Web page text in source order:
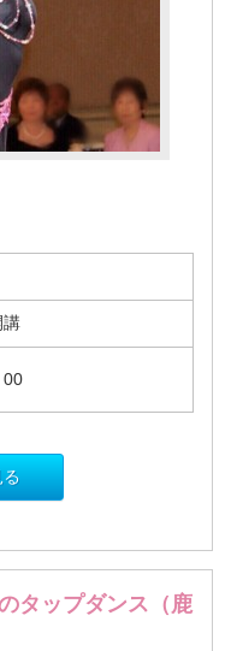
講
00
タップダンス（鹿